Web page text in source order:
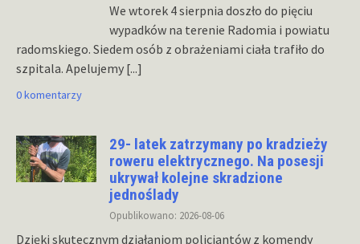
We wtorek 4 sierpnia doszło do pięciu
wypadków na terenie Radomia i powiatu
radomskiego. Siedem osób z obrażeniami ciała trafiło do
szpitala. Apelujemy [...]
0 komentarzy
29- latek zatrzymany po kradzieży
roweru elektrycznego. Na posesji
ukrywał kolejne skradzione
jednoślady
Opublikowano: 2026-08-06
Dzięki skutecznym działaniom policjantów z komendy